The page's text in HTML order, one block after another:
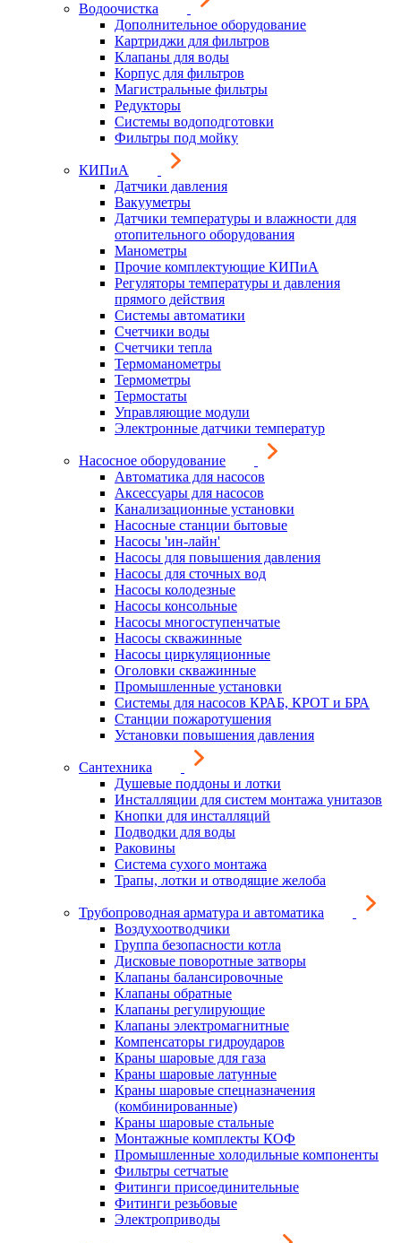
Водоочистка
Дополнительное оборудование
Картриджи для фильтров
Клапаны для воды
Корпус для фильтров
Магистральные фильтры
Редукторы
Системы водоподготовки
Фильтры под мойку
КИПиА
Датчики давления
Вакууметры
Датчики температуры и влажности для
отопительного оборудования
Манометры
Прочие комплектующие КИПиА
Регуляторы температуры и давления
прямого действия
Системы автоматики
Счетчики воды
Счетчики тепла
Термоманометры
Термометры
Термостаты
Управляющие модули
Электронные датчики температур
Насосное оборудование
Автоматика для насосов
Аксессуары для насосов
Канализационные установки
Насосные станции бытовые
Насосы 'ин-лайн'
Насосы для повышения давления
Насосы для сточных вод
Насосы колодезные
Насосы консольные
Насосы многоступенчатые
Насосы скважинные
Насосы циркуляционные
Оголовки скважинные
Промышленные установки
Системы для насосов КРАБ, КРОТ и БРА
Станции пожаротушения
Установки повышения давления
Сантехника
Душевые поддоны и лотки
Инсталляции для систем монтажа унитазов
Кнопки для инсталляций
Подводки для воды
Раковины
Система сухого монтажа
Трапы, лотки и отводящие желоба
Трубопроводная арматура и автоматика
Воздухоотводчики
Группа безопасности котла
Дисковые поворотные затворы
Клапаны балансировочные
Клапаны обратные
Клапаны регулирующие
Клапаны электромагнитные
Компенсаторы гидроударов
Краны шаровые для газа
Краны шаровые латунные
Краны шаровые спецназначения
(комбинированные)
Краны шаровые стальные
Монтажные комплекты КОФ
Промышленные холодильные компоненты
Фильтры сетчатые
Фитинги присоединительные
Фитинги резьбовые
Электроприводы